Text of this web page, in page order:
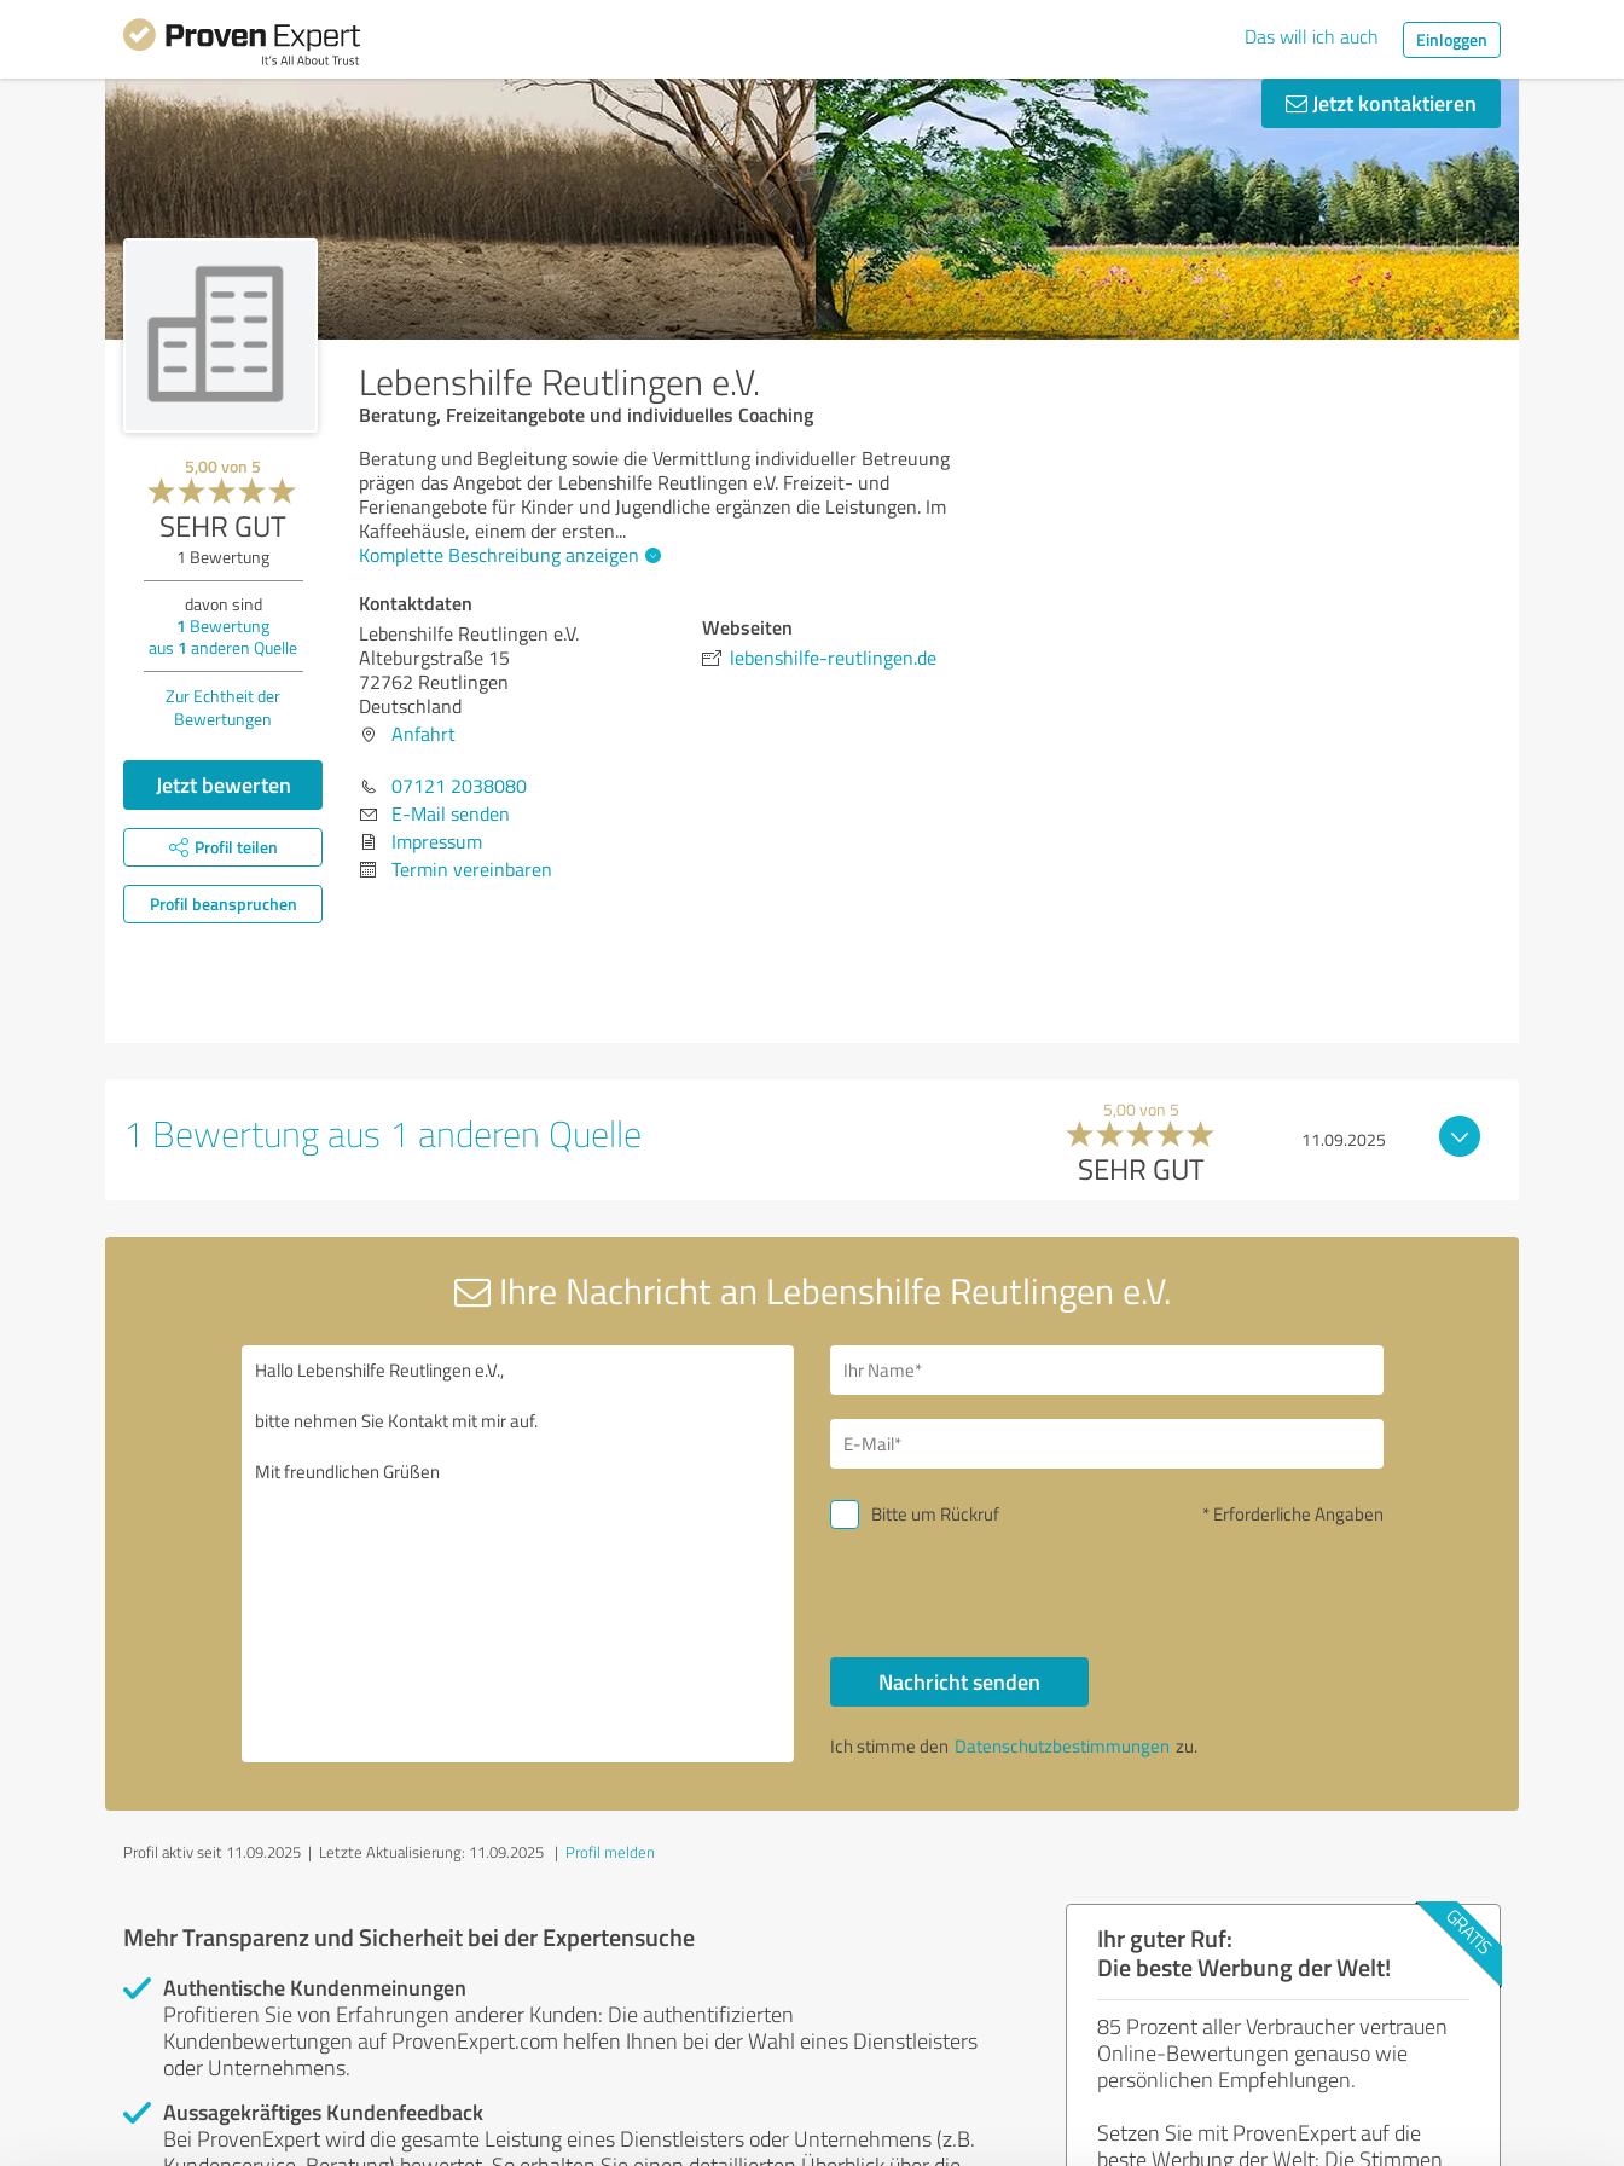
Das will ich auch Einloggen
Jetzt kontaktieren
Lebenshilfe Reutlingen e.V.
Beratung, Freizeitangebote und individuelles Coaching
5,00von 5
SEHR GUT
1 Bewertung
davon sind
1 Bewertung
aus 1 anderen Quelle
Zur Echtheit der
Bewertungen
Jetzt bewerten
Profil teilen
Profil beanspruchen
Beratung und Begleitung sowie die Vermittlung individueller Betreuung
prägen das Angebot der Lebenshilfe Reutlingen e.V. Freizeit- und
Ferienangebote für Kinder und Jugendliche ergänzen die Leistungen. Im
Kaffeehäusle, einem der ersten...
Komplette Beschreibung anzeigen
Kontaktdaten
Lebenshilfe Reutlingen e.V.
Alteburgstraße 15
72762 Reutlingen
Deutschland
Anfahrt
07121 2038080
E-Mail senden
Impressum
Termin vereinbaren
Webseiten
lebenshilfe-reutlingen.de
1 Bewertung aus 1 anderen Quelle 5,00 von 5
SEHR GUT
11.09.2025
Ihre Nachricht an Lebenshilfe Reutlingen e.V.
Bitte um Rückruf * Erforderliche Angaben
Nachricht senden
Ich stimme den Datenschutzbestimmungen zu.
Profil aktiv seit 11.09.2025 | Letzte Aktualisierung: 11.09.2025 | Profil melden
Mehr Transparenz und Sicherheit bei der Expertensuche
Authentische Kundenmeinungen
Profitieren Sie von Erfahrungen anderer Kunden: Die authentifizierten
Kundenbewertungen auf ProvenExpert.com helfen Ihnen bei der Wahl eines Dienstleisters
oder Unternehmens.
Aussagekräftiges Kundenfeedback
Bei ProvenExpert wird die gesamte Leistung eines Dienstleisters oder Unternehmens (z.B.
Ihr guter Ruf:
Die beste Werbung der Welt!
85 Prozent aller Verbraucher vertrauen
Online-Bewertungen genauso wie
persönlichen Empfehlungen.
Setzen Sie mit ProvenExpert auf die
beste Werbung der Welt: Die Stimmen